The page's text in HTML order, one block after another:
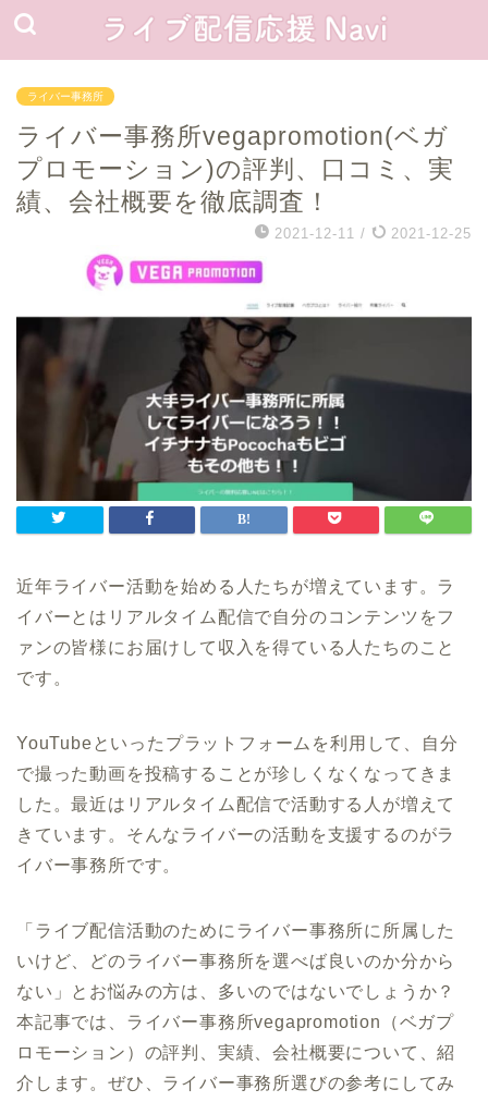
ライバー事務所
ライバー事務所vegapromotion(ベガ
プロモーション)の評判、口コミ、実
績、会社概要を徹底調査！
2021-12-11 / 2021-12-25
近年ライバー活動を始める人たちが増えています。 ラ
イバーとはリアルタイム配信で自分のコンテンツをフ
ァンの皆様にお届けして収入を得ている人たちのこと
です。
YouTubeといったプラットフォームを利用して、自分
で撮った動画を投稿することが珍しくなくなってきま
した。最近はリアルタイム配信で活動する人が増えて
きています。そんなライバーの活動を支援するのがラ
イバー事務所です。
「ライブ配信活動のためにライバー事務所に所属した
いけど、どのライバー事務所を選べば良いのか分から
ない」とお悩みの方は、多いのではないでしょうか？
本記事では、ライバー事務所vegapromotion（ベガプ
ロモーション）の評判、実績、会社概要について、紹
介します。ぜひ、ライバー事務所選びの参考にしてみ